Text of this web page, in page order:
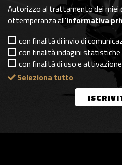
Autorizzo al trattamento dei miei
ottemperanza all'informativa
con finalità di invio di
con finalità indagini statistiche
con finalità di uso e
Seleziona tutto